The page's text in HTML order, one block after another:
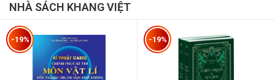
NHÀ SÁCH KHANG VIỆT
-19% -19%